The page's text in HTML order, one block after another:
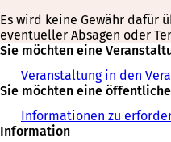
Es wird keine Gewähr dafür
eventueller Absagen oder
Sie möchten eine
Veranstaltung in den
Sie möchten eine
Informationen zu
Information